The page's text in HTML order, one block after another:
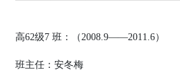
高62级7班：（2008.9——2011.6）
班主任：安冬梅